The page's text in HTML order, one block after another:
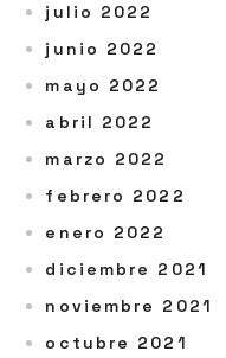
julio 2022
junio 2022
mayo 2022
abril 2022
marzo 2022
febrero 2022
enero 2022
diciembre 2021
noviembre 2021
octubre 2021